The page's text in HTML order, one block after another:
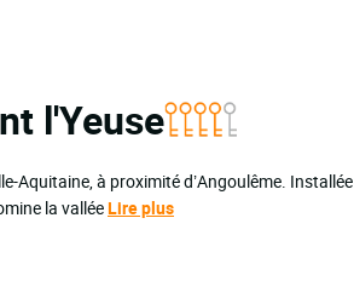
l'Yeuse
Aquitaine, à proximité d’Angoulême. Installée
la valléeLire plus